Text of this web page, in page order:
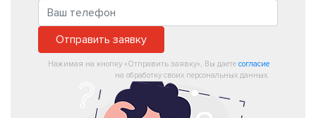
Отправить заявку
Нажимая на кнопку «Отправить заявку», Вы даете согласие
на обработку своих персональных данных.